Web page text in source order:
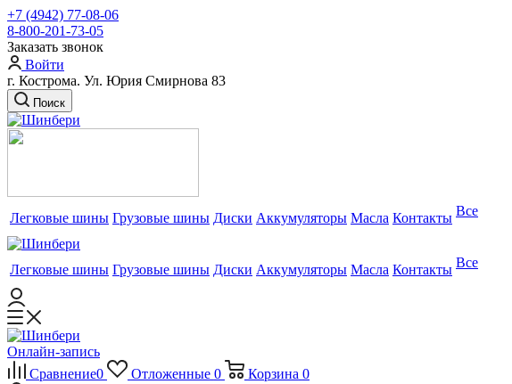
+7 (4942) 77-08-06
8-800-201-73-05
Заказать звонок
Войти
г. Кострома. Ул. Юрия Смирнова 83
Поиск
Легковые шины Грузовые шины Диски Аккумуляторы Масла Контакты Все
Легковые шины Грузовые шины Диски Аккумуляторы Масла Контакты Все
Онлайн-запись
Сравнение0 Отложенные 0 Корзина 0